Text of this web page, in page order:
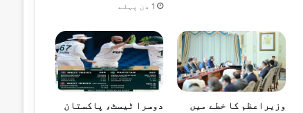
1 دن پہلے
وزیراعظم کا خطے میں
دوسرا ٹیسٹ، پاکستان